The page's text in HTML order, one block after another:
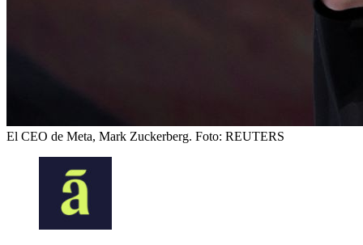
El CEO de Meta, Mark Zuckerberg. Foto: REUTERS